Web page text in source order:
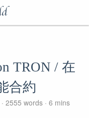
TRON / 在
合約
2555 words 6 mins